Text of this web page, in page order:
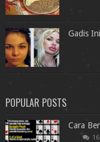
Gadis
POPULAR POSTS
Cara